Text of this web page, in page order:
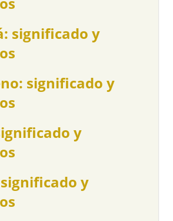
significado y
significado y
y
y